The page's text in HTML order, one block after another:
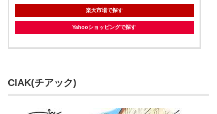
楽天市場で探す
Yahooショッピングで探す
CIAK(チアック)